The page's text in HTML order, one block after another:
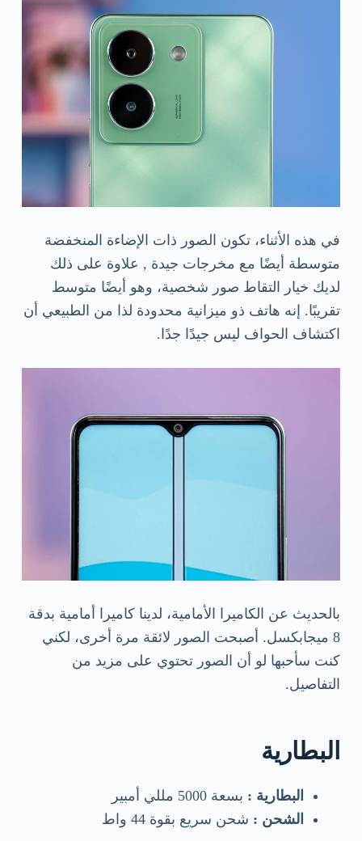
في هذه الأثناء، تكون الصور ذات الإضاءة المنخفضة
متوسطة أيضًا مع مخرجات جيدة , علاوة على ذلك
لديك خيار التقاط صور شخصية، وهو أيضًا متوسط ​​
تقريبًا. إنه هاتف ذو ميزانية محدودة لذا من الطبيعي أن
اكتشاف الحواف ليس جيدًا جدًا.
بالحديث عن الكاميرا الأمامية، لدينا كاميرا أمامية بدقة
8 ميجابكسل. أصبحت الصور لائقة مرة أخرى، لكني
كنت سأحبها لو أن الصور تحتوي على مزيد من
التفاصيل.
البطارية
البطارية : بسعة 5000 مللي أمبير
الشحن : شحن سريع بقوة 44 واط